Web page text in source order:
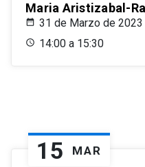
Maria Aristizabal-
31 de Marzo de 2023
14:00 a 15:30
15 MAR